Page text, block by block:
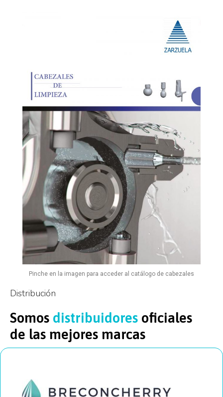
Pinche en la imagen para acceder al catálogo de cabezales
Distribución
Somos distribuidores oficiales
de las mejores marcas